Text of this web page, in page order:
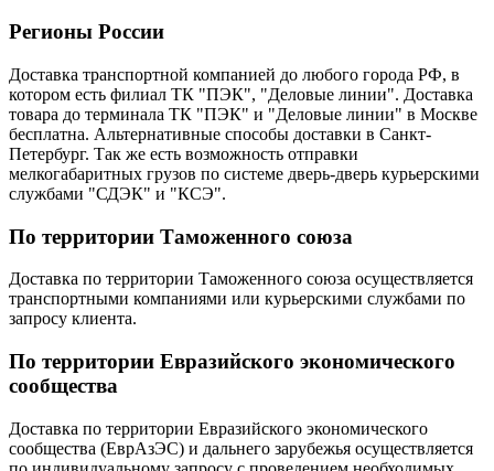
Регионы России
Доставка транспортной компанией до любого города РФ, в
котором есть филиал ТК "ПЭК", "Деловые линии". Доставка
товара до терминала ТК "ПЭК" и "Деловые линии" в Москве
бесплатна. Альтернативные способы доставки в Санкт-
Петербург. Так же есть возможность отправки
мелкогабаритных грузов по системе дверь-дверь курьерскими
службами "СДЭК" и "КСЭ".
По территории Таможенного союза
Доставка по территории Таможенного союза осуществляется
транспортными компаниями или курьерскими службами по
запросу клиента.
По территории Евразийского экономического
сообщества
Доставка по территории Евразийского экономического
сообщества (ЕврАзЭС) и дальнего зарубежья осуществляется